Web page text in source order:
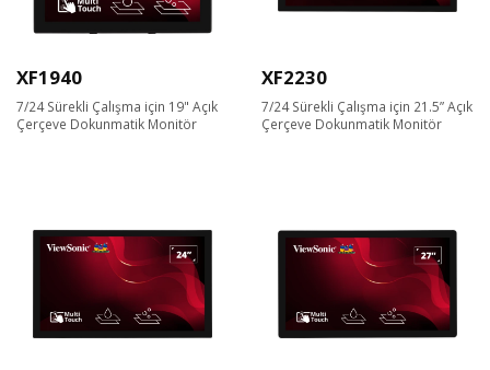
XF1940
7/24 Sürekli Çalışma için 19" Açık
Çerçeve Dokunmatik Monitör
XF2230
7/24 Sürekli Çalışma için 21.5” Açık
Çerçeve Dokunmatik Monitör